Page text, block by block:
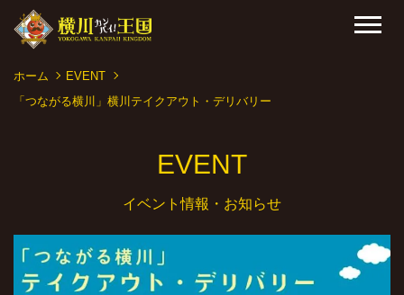
ホーム
EVENT
「つながる横川」横川テイクアウト・デリバリー
EVENT
イベント情報・お知らせ